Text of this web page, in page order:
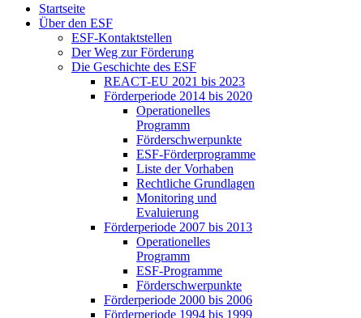
Start­sei­te
Über den ESF
ESF-Kon­takt­stel­len
Der Weg zur För­de­rung
Die Ge­schich­te des ESF
RE­ACT-EU 2021 bis 2023
För­der­pe­ri­ode 2014 bis 2020
Ope­ra­tio­nel­les
Pro­gramm
För­der­schwer­punk­te
ESF-För­der­pro­gram­me
Lis­te der Vor­ha­ben
Recht­li­che Grund­la­gen
Mo­ni­to­ring und
Eva­lu­ie­rung
För­der­pe­ri­ode 2007 bis 2013
Ope­ra­tio­nel­les
Pro­gramm
ESF-Pro­gram­me
För­der­schwer­punk­te
För­der­pe­ri­ode 2000 bis 2006
För­der­pe­ri­ode 1994 bis 1999